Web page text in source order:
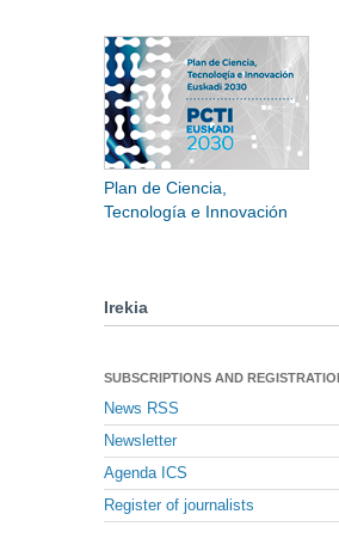
Plan de Ciencia,
Tecnología e Innovación
Irekia
SUBSCRIPTIONS AND
News RSS
Newsletter
Agenda ICS
Register of journalists